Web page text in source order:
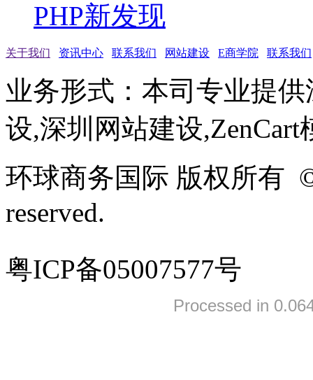
PHP新发现
关于我们 资讯中心 联系我们 网站建设 E商学院 联系我们
业务形式：本司专业提
设,深圳网站建设,ZenCart
环球商务国际 版权所有
reserved.
粤ICP备05007577号
Processed in